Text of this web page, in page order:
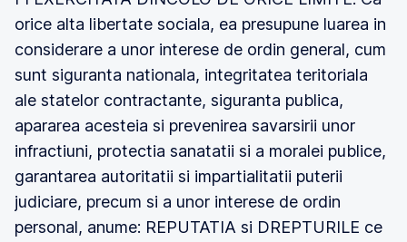
orice alta libertate sociala, ea presupune luarea in
considerare a unor interese de ordin general, cum
sunt siguranta nationala, integritatea teritoriala
ale statelor contractante, siguranta publica,
apararea acesteia si prevenirea savarsirii unor
infractiuni, protectia sanatatii si a moralei publice,
garantarea autoritatii si impartialitatii puterii
judiciare, precum si a unor interese de ordin
personal, anume: REPUTATIA si DREPTURILE ce